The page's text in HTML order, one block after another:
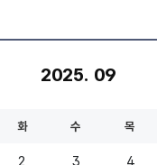
2025. 09
화 수 목
2 3 4